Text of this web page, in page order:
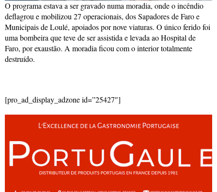
O programa estava a ser gravado numa moradia, onde o incêndio
deflagrou e mobilizou 27 operacionais, dos Sapadores de Faro e
Municipais de Loulé, apoiados por nove viaturas. O único ferido foi
uma bombeira que teve de ser assistida e levada ao Hospital de
Faro, por exaustão. A moradia ficou com o interior totalmente
destruído.
[pro_ad_display_adzone id=”25427″]